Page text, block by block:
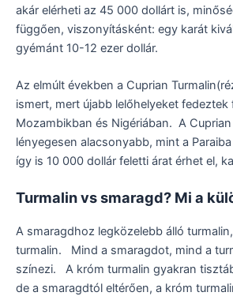
akár elérheti az 45 000 dollárt is,
függően, viszonyításként: egy karát
gyémánt 10-12 ezer dollár.
Az elmúlt években a Cuprian
ismert, mert újabb lelőhelyeket fedeztek
Mozambikban és Nigériában. A
lényegesen alacsonyabb, mint a
így is 10 000 dollár feletti árat érhet el,
Turmalin vs smaragd? Mi a
A smaragdhoz legközelebb álló
turmalin. Mind a smaragdot, mind a
színezi. A króm turmalin gyakran
de a smaragdtól eltérően, a króm